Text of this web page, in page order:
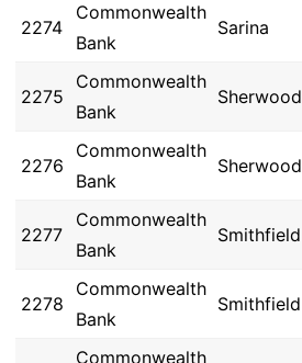
2274
Commonwealth
Bank
Sarina
2275
Commonwealth
Bank
Sherwood
2276
Commonwealth
Bank
Sherwood
2277
Commonwealth
Bank
Smithfield
2278
Commonwealth
Bank
Smithfield
Commonwealth